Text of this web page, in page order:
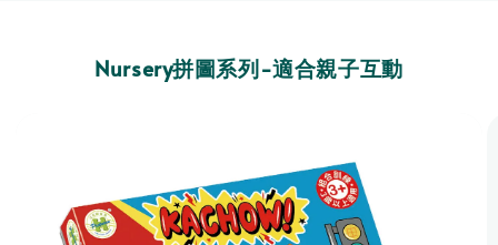
Nursery拼圖系列-適合親子互動